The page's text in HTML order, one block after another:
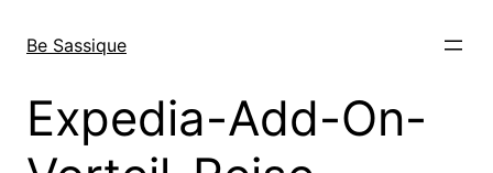
zum
wechseln
Be Sassique
Expedia-Add-On-